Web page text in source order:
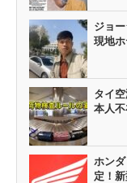
ジョ
現地
タイ
本人
ホン
定！